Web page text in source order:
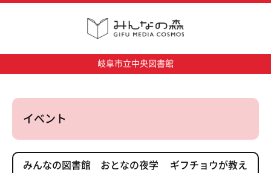
岐阜市立中央図書館
イベント
みんなの図書館 おとなの夜学 ギフチョウが教え